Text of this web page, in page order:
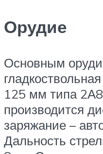
Орудие
Основным
125 мм типа
производится
заряжание –
Дальность